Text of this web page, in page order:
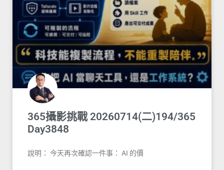
365攝影挑戰 20260714(二)194/365
Day3848
說明： 今天再次確認一件事： AI 的價